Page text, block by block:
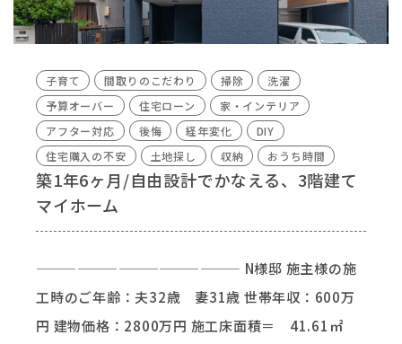
子育て 間取りのこだわり 掃除
洗濯
予算オーバー
住宅ローン
家・インテリア
アフター対応
後悔 経年変化
DIY
住宅購入の不安
土地探し 収納 おうち時間
築1年6ヶ月/自由設計でかなえる、3階建て
マイホーム
——————————————— N様邸 施主様の施
工時のご年齢：夫32歳 妻31歳 世帯年収：600万
円 建物価格：2800万円 施工床面積＝ 41.61㎡